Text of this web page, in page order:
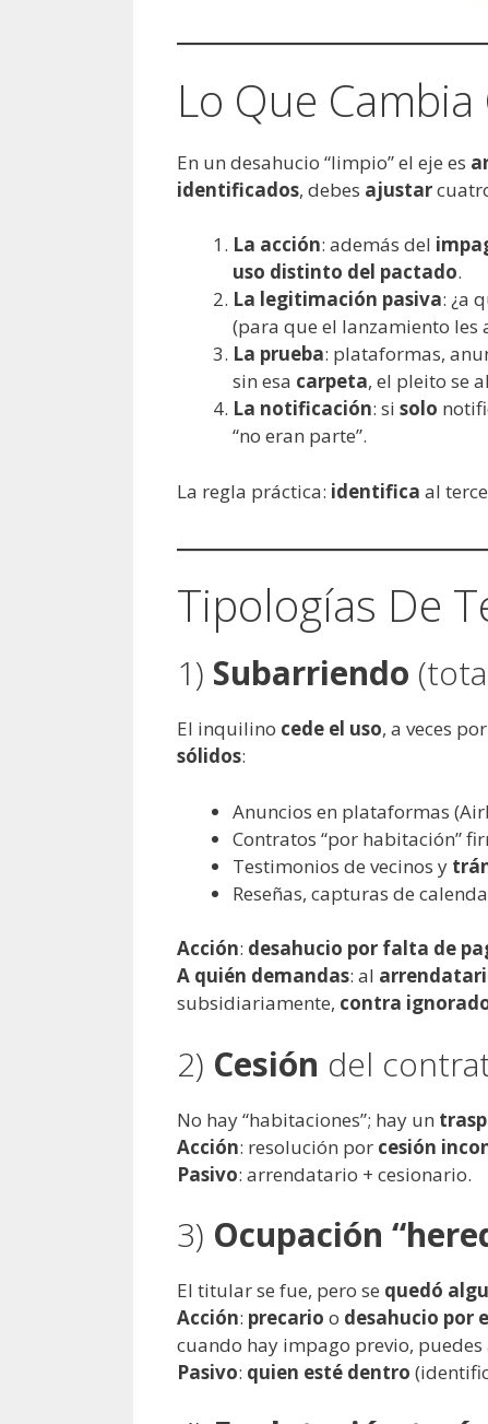
Lo Que
En un desahucio “limpio” el eje es
identificados, debes ajustar
La acción: además del
uso distinto del pactado.
La legitimación pasiva: ¿a
(para que el lanzamiento les
La prueba: plataformas,
sin esa carpeta, el pleito se
La notificación: si solo
“no eran parte”.
La regla práctica: identifica al
Tipologías De
1) Subarriendo
El inquilino cede el uso, a veces
sólidos:
Anuncios en plataformas
Contratos “por habitación”
Testimonios de vecinos y
Reseñas, capturas de
Acción: desahucio por falta de
A quién demandas: al
subsidiariamente, contra
2) Cesión del
No hay “habitaciones”; hay un
Acción: resolución por cesión
Pasivo: arrendatario + cesionario.
3) Ocupación
El titular se fue, pero se quedó
Acción: precario o desahucio por
cuando hay impago previo,
Pasivo: quien esté dentro